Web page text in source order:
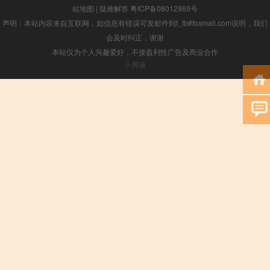
站地图 | 疑难解答 粤ICP备08012969号
声明：本站内容来自互联网，如信息有错误可发邮件到f_fb#foxmail.com说明，我们
会及时纠正，谢谢
本站仅为个人兴趣爱好，不接盈利性广告及商业合作
小男孩